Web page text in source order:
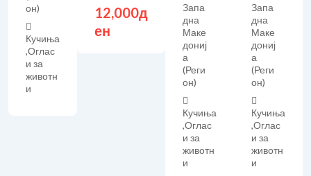
он)
Кучиња
,Оглас
и за
животн
и
12,000д
ен
Запа
дна
Маке
дониј
а
(Реги
он)
Кучиња
,Оглас
и за
животн
и
Запа
дна
Маке
дониј
а
(Реги
он)
Кучиња
,Оглас
и за
животн
и